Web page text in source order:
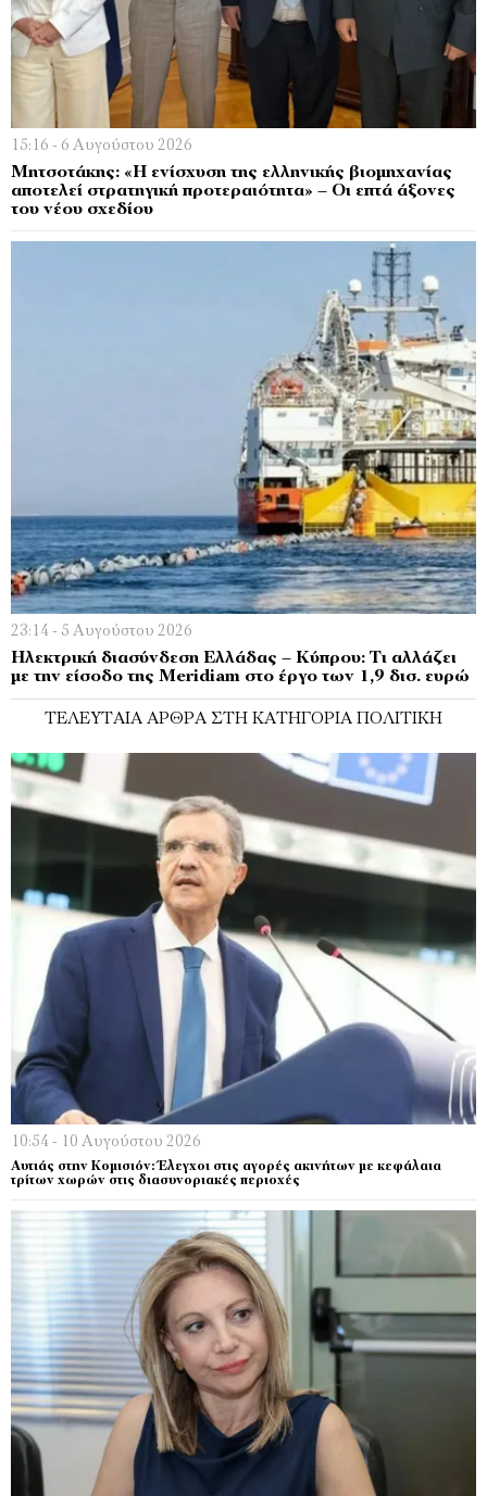
15:16 - 6 Αυγούστου 2026
Μητσοτάκης: «Η ενίσχυση της ελληνικής βιομηχανίας
αποτελεί στρατηγική προτεραιότητα» – Οι επτά άξονες
του νέου σχεδίου
23:14 - 5 Αυγούστου 2026
Ηλεκτρική διασύνδεση Ελλάδας – Κύπρου: Τι αλλάζει
με την είσοδο της Meridiam στο έργο των 1,9 δισ. ευρώ
ΤΕΛΕΥΤΑΊΑ ΆΡΘΡΑ ΣΤΗ ΚΑΤΗΓΟΡΊΑ ΠΟΛΙΤΙΚΉ
10:54 - 10 Αυγούστου 2026
Αυτιάς στην Κομισιόν: Έλεγχοι στις αγορές ακινήτων με κεφάλαια
τρίτων χωρών στις διασυνοριακές περιοχές